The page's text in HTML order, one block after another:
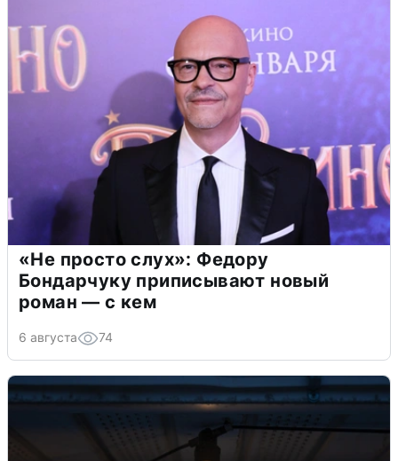
«Не просто слух»: Федору
Бондарчуку приписывают новый
роман — с кем
6 августа 74